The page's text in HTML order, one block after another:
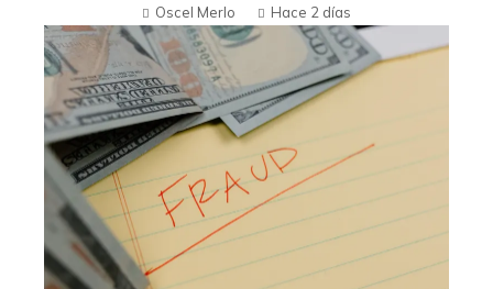
Oscel Merlo Hace 2 días